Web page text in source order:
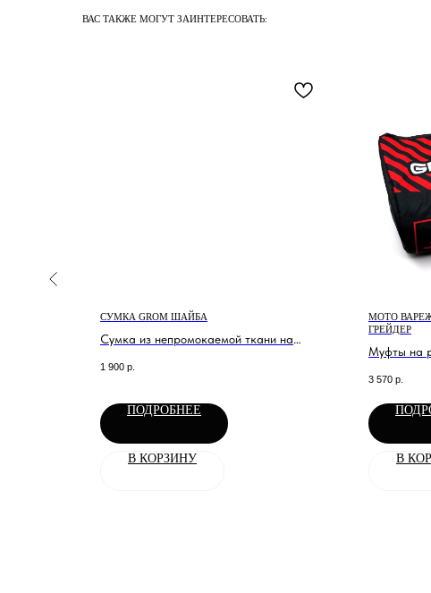
ВАС ТАКЖЕ МОГУТ ЗАИНТЕРЕСОВАТЬ:
СУМКА GROM ШАЙБА
Сумка из непромокаемой ткани на
1 900 р.
ПОДРОБНЕЕ
В КОРЗИНУ
МОТО
ГРЕЙДЕР
Муфты на
3 570 р.
В